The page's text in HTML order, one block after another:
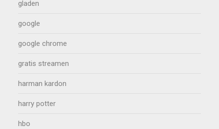
gladen
google
google chrome
gratis streamen
harman kardon
harry potter
hbo